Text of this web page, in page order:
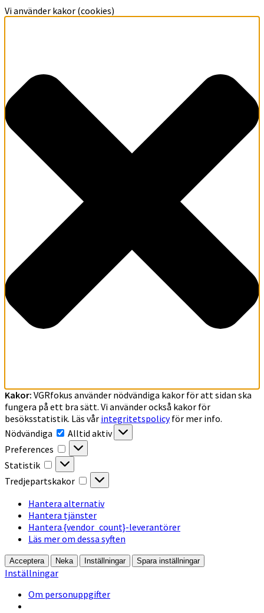
Vi använder kakor (cookies)
Kakor: VGRfokus använder nödvändiga kakor för att sidan ska
fungera på ett bra sätt. Vi använder också kakor för
besöksstatistik. Läs vår integritetspolicyför mer info.
Nödvändiga
Nödvändiga
Alltid aktiv
Preferences
Preferences
Statistik
Statistik
Tredjepartskakor
Tredjepartskakor
Hantera alternativ
Hantera tjänster
Hantera {vendor_count}-leverantörer
Läs mer om dessa syften
Acceptera Neka Inställningar Spara inställningar
Inställningar
Om personuppgifter